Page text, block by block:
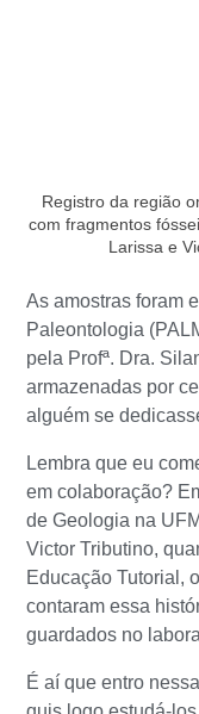
Registro da região
com fragmentos
Larissa e
As amostras foram
Paleontologia
pela Profª. Dra.
armazenadas por
alguém se
Lembra que eu
em colaboração?
de Geologia na
Victor Tributino,
Educação Tutorial,
contaram essa
guardados no
É aí que entro